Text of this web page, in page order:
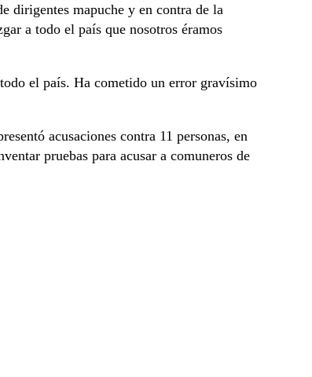
dirigentes mapuche y en contra de la
a todo el país que nosotros éramos
el país. Ha cometido un error gravísimo
acusaciones contra 11 personas, en
pruebas para acusar a comuneros de